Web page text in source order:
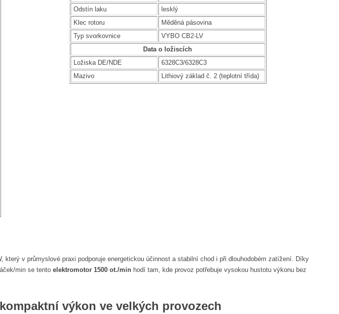
Odstín laku
lesklý
Klec rotoru
Měděná pásovina
Typ svorkovnice
VYBO CB2-LV
Data o ložiscích
Ložiska DE/NDE
6328C3/6328C3
Mazivo
Lithiový základ č. 2 (teplotní třída)
v průmyslové praxi podporuje energetickou účinnost a stabilní chod i při dlouhodobém zatížení. Díky
min se tento elektromotor 1500 ot./min hodí tam, kde provoz potřebuje vysokou hustotu výkonu bez
výkon ve velkých provozech